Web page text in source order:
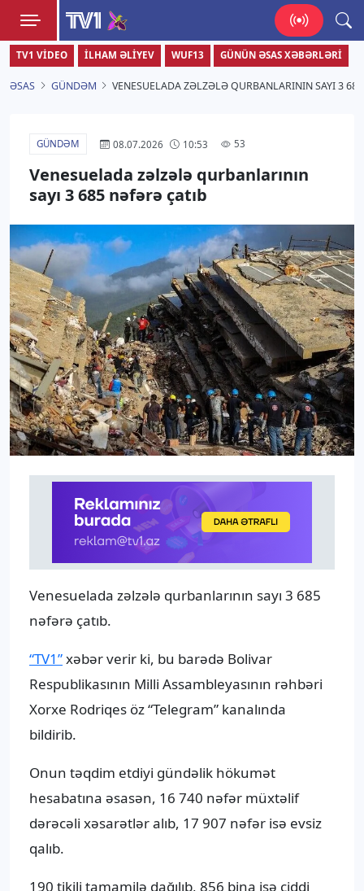
TV1
Zamanı bizimlə yaşa!
TV1 VIDEO İLHAM ƏLIYEV WUF13 GÜNÜN ƏSAS XƏBƏRLƏRI
ƏSAS GÜNDƏM VENESUELADA ZƏLZƏLƏ QURBANLARININ SAYI 3
GÜNDƏM 08.07.2026 10:53 53
Venesuelada zəlzələ qurbanlarının
sayı 3 685 nəfərə çatıb
Venesuelada zəlzələ qurbanlarının sayı 3 685
nəfərə çatıb.
“TV1”xəbər verir ki, bu barədə Bolivar
Respublikasının Milli Assambleyasının rəhbəri
Xorxe Rodriqes öz “Telegram” kanalında
bildirib.
Onun təqdim etdiyi gündəlik hökumət
hesabatına əsasən, 16 740 nəfər müxtəlif
dərəcəli xəsarətlər alıb, 17 907 nəfər isə evsiz
qalıb.
190 tikili tamamilə dağılıb, 856 bina isə ciddi